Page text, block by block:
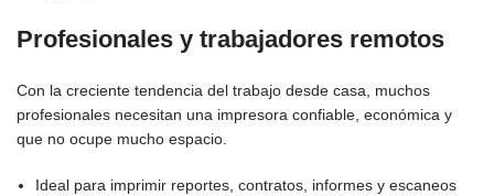
Profesionales y trabajadores remotos
Con la creciente tendencia del trabajo desde casa, muchos
profesionales necesitan una impresora confiable, económica y
que no ocupe mucho espacio.
Ideal para imprimir reportes, contratos, informes y escaneos